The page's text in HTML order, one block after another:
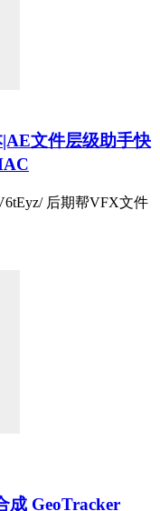
文件层级助手快
后期帮VFX文件
成 GeoTracker